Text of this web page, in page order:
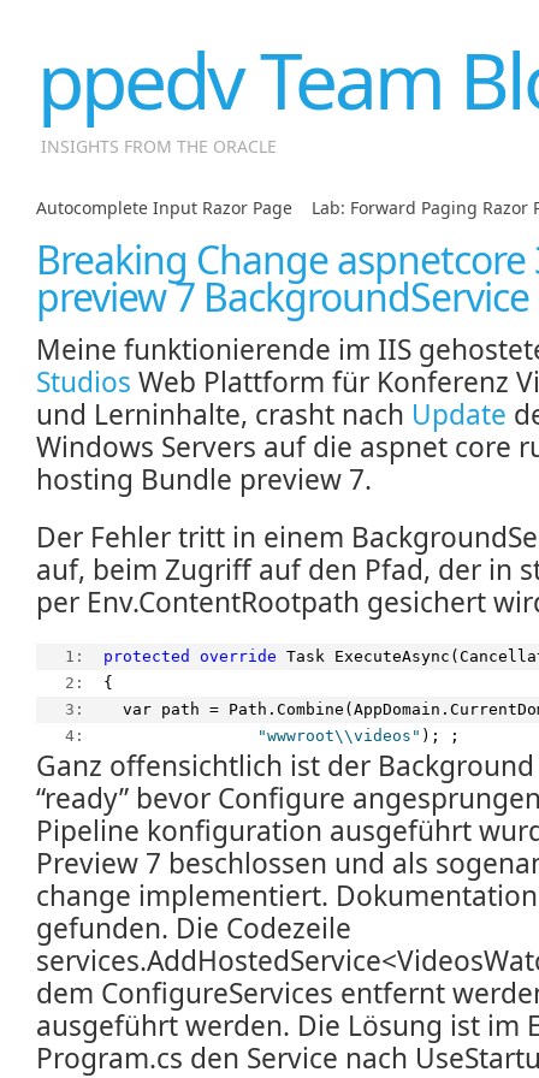
ppedv Team
INSIGHTS FROM THE ORACLE
Autocomplete Input Razor Page Lab: Forward Paging Razor
Breaking Change aspnetcore
preview 7 BackgroundService
Meine funktionierende im IIS
Studios Web Plattform für Konferenz
und Lerninhalte, crasht nach Update
Windows Servers auf die aspnet core
hosting Bundle preview 7.
Der Fehler tritt in einem
auf, beim Zugriff auf den Pfad, der in
per Env.ContentRootpath gesichert
   1:
protected override Task
   2:
{
   3:
var path =
   4:
"wwwroot\\videos" ); ;
Ganz offensichtlich ist der
“ready” bevor Configure
Pipeline konfiguration ausgeführt
Preview 7 beschlossen und als
change implementiert.
gefunden. Die Codezeile
dem ConfigureServices entfernt
ausgeführt werden. Die Lösung ist im
Program.cs den Service nach